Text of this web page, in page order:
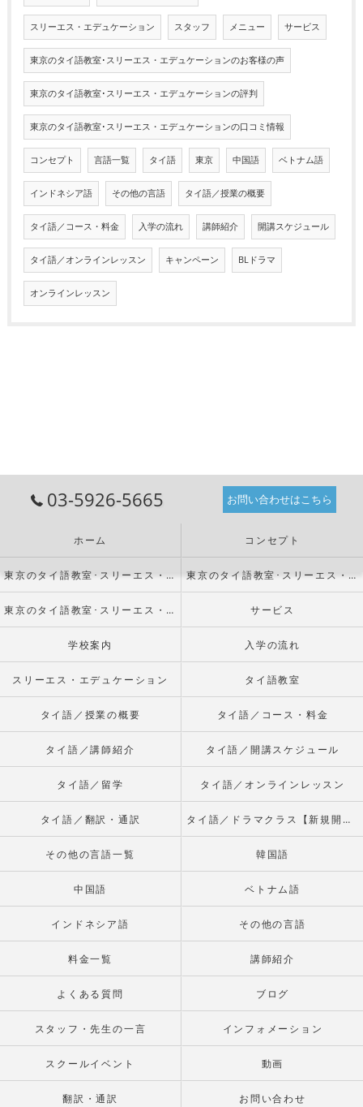
スリーエス・エデュケーション スタッフ メニュー サービス
東京のタイ語教室･スリーエス・エデュケーションのお客様の声
東京のタイ語教室･スリーエス・エデュケーションの評判
東京のタイ語教室･スリーエス・エデュケーションの口コミ情報
コンセプト 言語一覧 タイ語 東京 中国語 ベトナム語
インドネシア語 その他の言語 タイ語／授業の概要
タイ語／コース・料金 入学の流れ 講師紹介 開講スケジュール
タイ語／オンラインレッスン キャンペーン BLドラマ
オンラインレッスン
03-5926-5665 お問い合わせはこちら
ホーム コンセプト
東京のタイ語教室･スリーエス・エデュケーションの口コミ情報 東京のタイ語教室･スリーエス・エデュケーションの評判
東京のタイ語教室･スリーエス・エデュケーションのお客様の声 サービス
学校案内 入学の流れ
スリーエス・エデュケーション タイ語教室
タイ語／授業の概要 タイ語／コース・料金
タイ語／講師紹介 タイ語／開講スケジュール
タイ語／留学 タイ語／オンラインレッスン
タイ語／翻訳・通訳 タイ語／ドラマクラス【新規開校】
その他の言語一覧 韓国語
中国語 ベトナム語
インドネシア語 その他の言語
料金一覧 講師紹介
よくある質問 ブログ
スタッフ・先生の一言 インフォメーション
スクールイベント 動画
翻訳・通訳 お問い合わせ